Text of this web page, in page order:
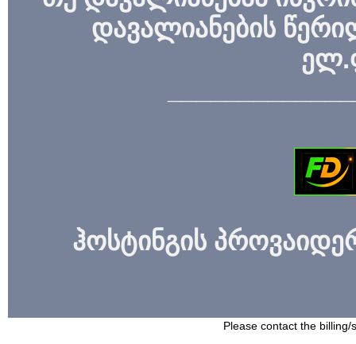
დავალიანების
ჰოსტინგის
Please contact the